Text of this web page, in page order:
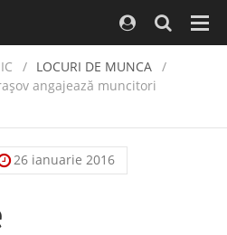
/ LOCURI DE MUNCA
angajează muncitori
26 ianuarie 2016